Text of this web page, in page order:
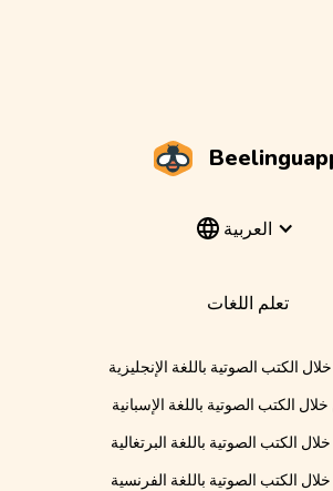
العربية
تعلم اللغات
الكتب الصوتية باللغة الإنجليزية
الكتب الصوتية باللغة الإسبانية
الكتب الصوتية باللغة البرتغالية
الكتب الصوتية باللغة الفرنسية